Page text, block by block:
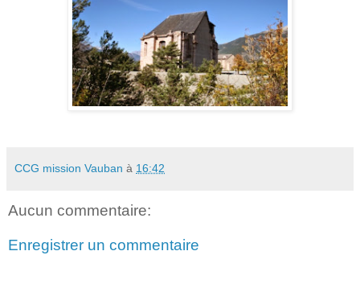
CCG mission Vauban à 16:42
Aucun commentaire:
Enregistrer un commentaire